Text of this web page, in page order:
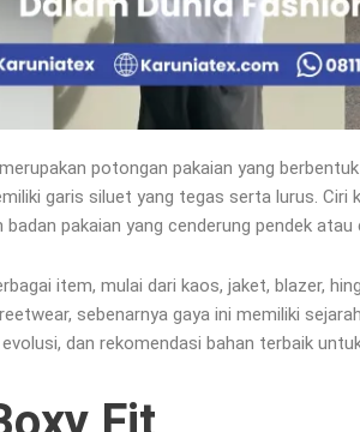
potongan pakaian yang
garis siluet yang tegas serta lurus. Ciri
badan pakaian yang cenderung pendek atau
item, mulai dari kaos, jaket, blazer,
sebenarnya gaya ini memiliki
dan rekomendasi bahan terbaik